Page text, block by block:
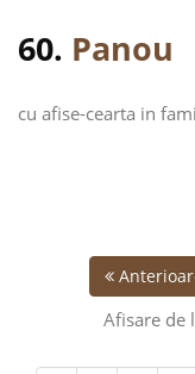
60. Panou
cu afise-cearta in
Afisare de